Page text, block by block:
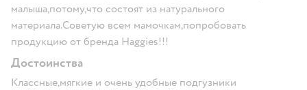
малыша,потому,что состоят из натурального
материала.Советую всем мамочкам,попробовать
продукцию от бренда Haggies!!!
Достоинства
Классные,мягкие и очень удобные подгузники